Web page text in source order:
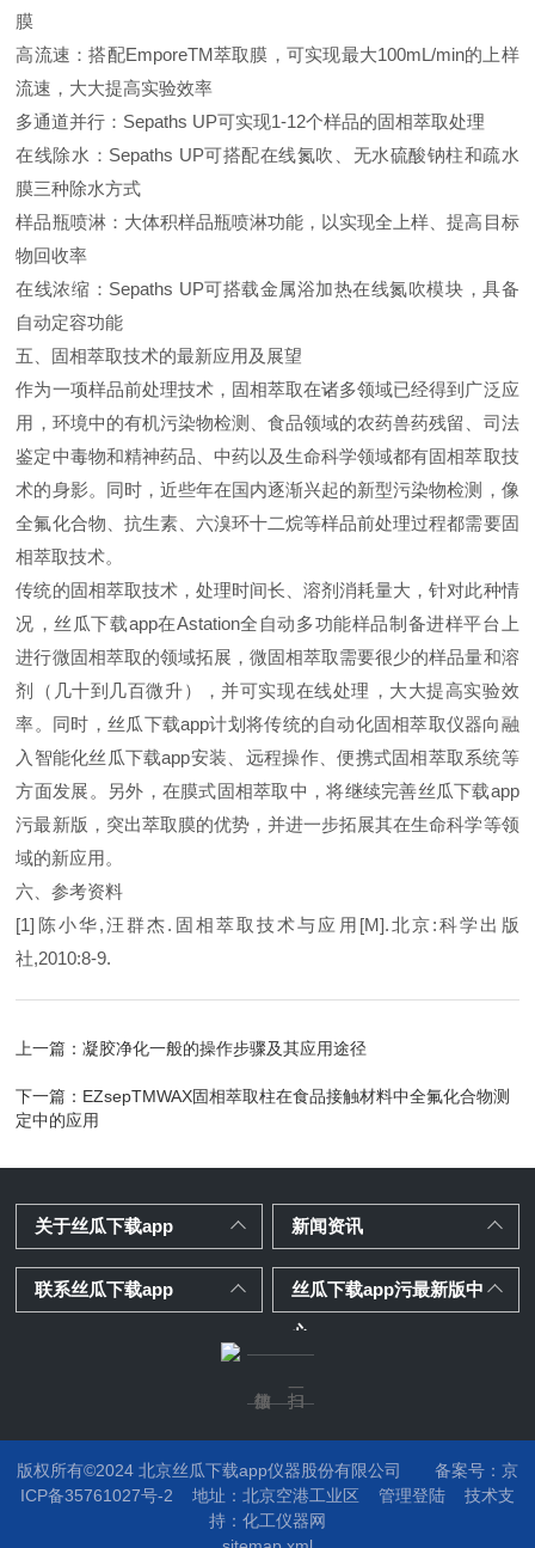
膜
高流速：搭配EmporeTM萃取膜，可实现最大100mL/min的上样
流速，大大提高实验效率
多通道并行：Sepaths UP可实现1-12个样品的固相萃取处理
在线除水：Sepaths UP可搭配在线氮吹、无水硫酸钠柱和疏水
膜三种除水方式
样品瓶喷淋：大体积样品瓶喷淋功能，以实现全上样、提高目标
物回收率
在线浓缩：Sepaths UP可搭载金属浴加热在线氮吹模块，具备
自动定容功能
五、固相萃取技术的最新应用及展望
作为一项样品前处理技术，固相萃取在诸多领域已经得到广泛应
用，环境中的有机污染物检测、食品领域的农药兽药残留、司法
鉴定中毒物和精神药品、中药以及生命科学领域都有固相萃取技
术的身影。同时，近些年在国内逐渐兴起的新型污染物检测，像
全氟化合物、抗生素、六溴环十二烷等样品前处理过程都需要固
相萃取技术。
传统的固相萃取技术，处理时间长、溶剂消耗量大，针对此种情
况，丝瓜下载app在Astation全自动多功能样品制备进样平台上
进行微固相萃取的领域拓展，微固相萃取需要很少的样品量和溶
剂（几十到几百微升），并可实现在线处理，大大提高实验效
率。同时，丝瓜下载app计划将传统的自动化固相萃取仪器向融
入智能化丝瓜下载app安装、远程操作、便携式固相萃取系统等
方面发展。另外，在膜式固相萃取中，将继续完善丝瓜下载app
污最新版，突出萃取膜的优势，并进一步拓展其在生命科学等领
域的新应用。
六、参考资料
[1]陈小华,汪群杰.固相萃取技术与应用[M].北京:科学出版
社,2010:8-9.
上一篇：凝胶净化一般的操作步骤及其应用途径
下一篇： EZsepTMWAX固相萃取柱在食品接触材料中全氟化合物测
定中的应用
关于丝瓜下载app 新闻资讯
联系丝瓜下载app 丝瓜下载app污最新版中
心
版权所有©2024 北京丝瓜下载app仪器股份有限公司
备案号：京
ICP备35761027号-2
地址： 北京空港工业区 管理登陆技术支
持： 化工仪器网